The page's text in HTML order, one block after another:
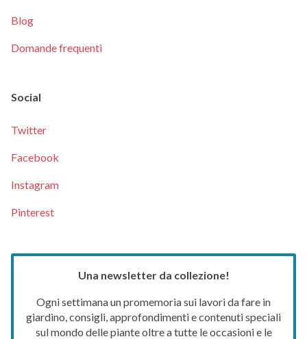
Blog
Domande frequenti
Social
Twitter
Facebook
Instagram
Pinterest
Una newsletter da collezione!
Ogni settimana un promemoria sui lavori da fare in
giardino, consigli, approfondimenti e contenuti speciali
sul mondo delle piante oltre a tutte le occasioni e le